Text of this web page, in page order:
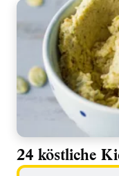
24 köstliche